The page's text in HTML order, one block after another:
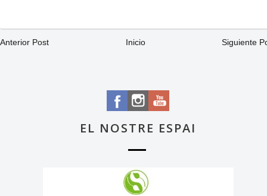
Anterior Post Inicio Siguiente
EL NOSTRE ESPAI